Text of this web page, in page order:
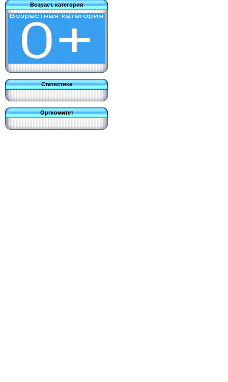
Возраст. категория
Статистика
Оргкомитет